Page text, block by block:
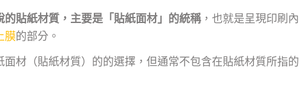
貼紙材質，主要是「貼紙面材」的統稱，也就是呈現印刷內
膜的部分。
材（貼紙材質）的的選擇，但通常不包含在貼紙材質所指的